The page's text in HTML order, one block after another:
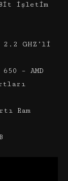
Bit işletim
GHZ’li
– AMD
Ram